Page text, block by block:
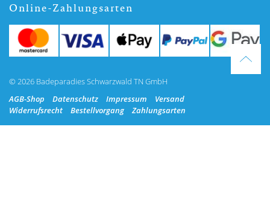
Online-Zahlungsarten
© 2026 Badeparadies Schwarzwald TN GmbH
AGB-Shop
Datenschutz Impressum
Versand
Widerrufsrecht
Bestellvorgang Zahlungsarten